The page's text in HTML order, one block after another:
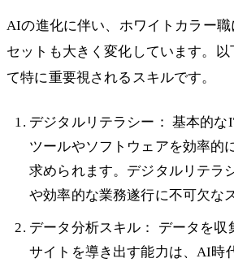
AIの進化に伴い、ホワイトカラー
セットも大きく変化しています。
て特に重要視されるスキルです。
デジタルリテラシー： 基本的
ツールやソフトウェアを効率的
求められます。デジタルリテラ
や効率的な業務遂行に不可欠な
データ分析スキル： データを収
サイトを導き出す能力は、AI時